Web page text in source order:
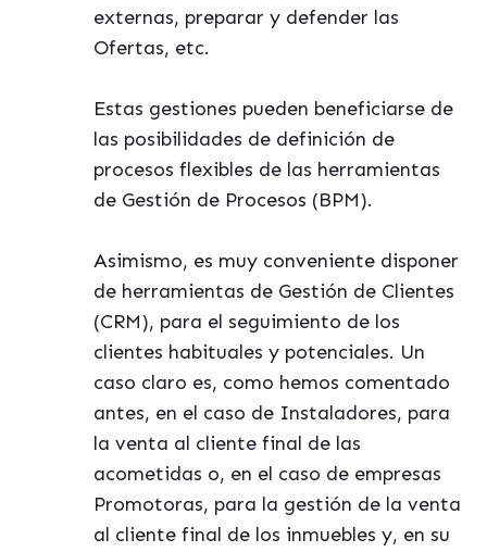
externas, preparar y defender las
Ofertas, etc.
Estas gestiones pueden beneficiarse de
las posibilidades de definición de
procesos flexibles de las herramientas
de Gestión de Procesos (BPM).
Asimismo, es muy conveniente disponer
de herramientas de Gestión de Clientes
(CRM), para el seguimiento de los
clientes habituales y potenciales. Un
caso claro es, como hemos comentado
antes, en el caso de Instaladores, para
la venta al cliente final de las
acometidas o, en el caso de empresas
Promotoras, para la gestión de la venta
al cliente final de los inmuebles y, en su